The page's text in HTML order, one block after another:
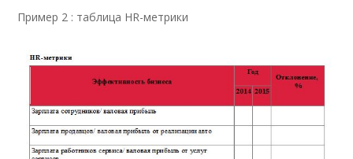
Пример 2 : таблица HR-метрики